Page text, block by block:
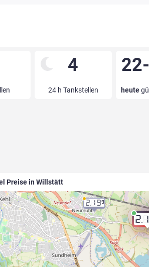
4
24 h Tankstellen heute
Preise in Willstätt
2.199